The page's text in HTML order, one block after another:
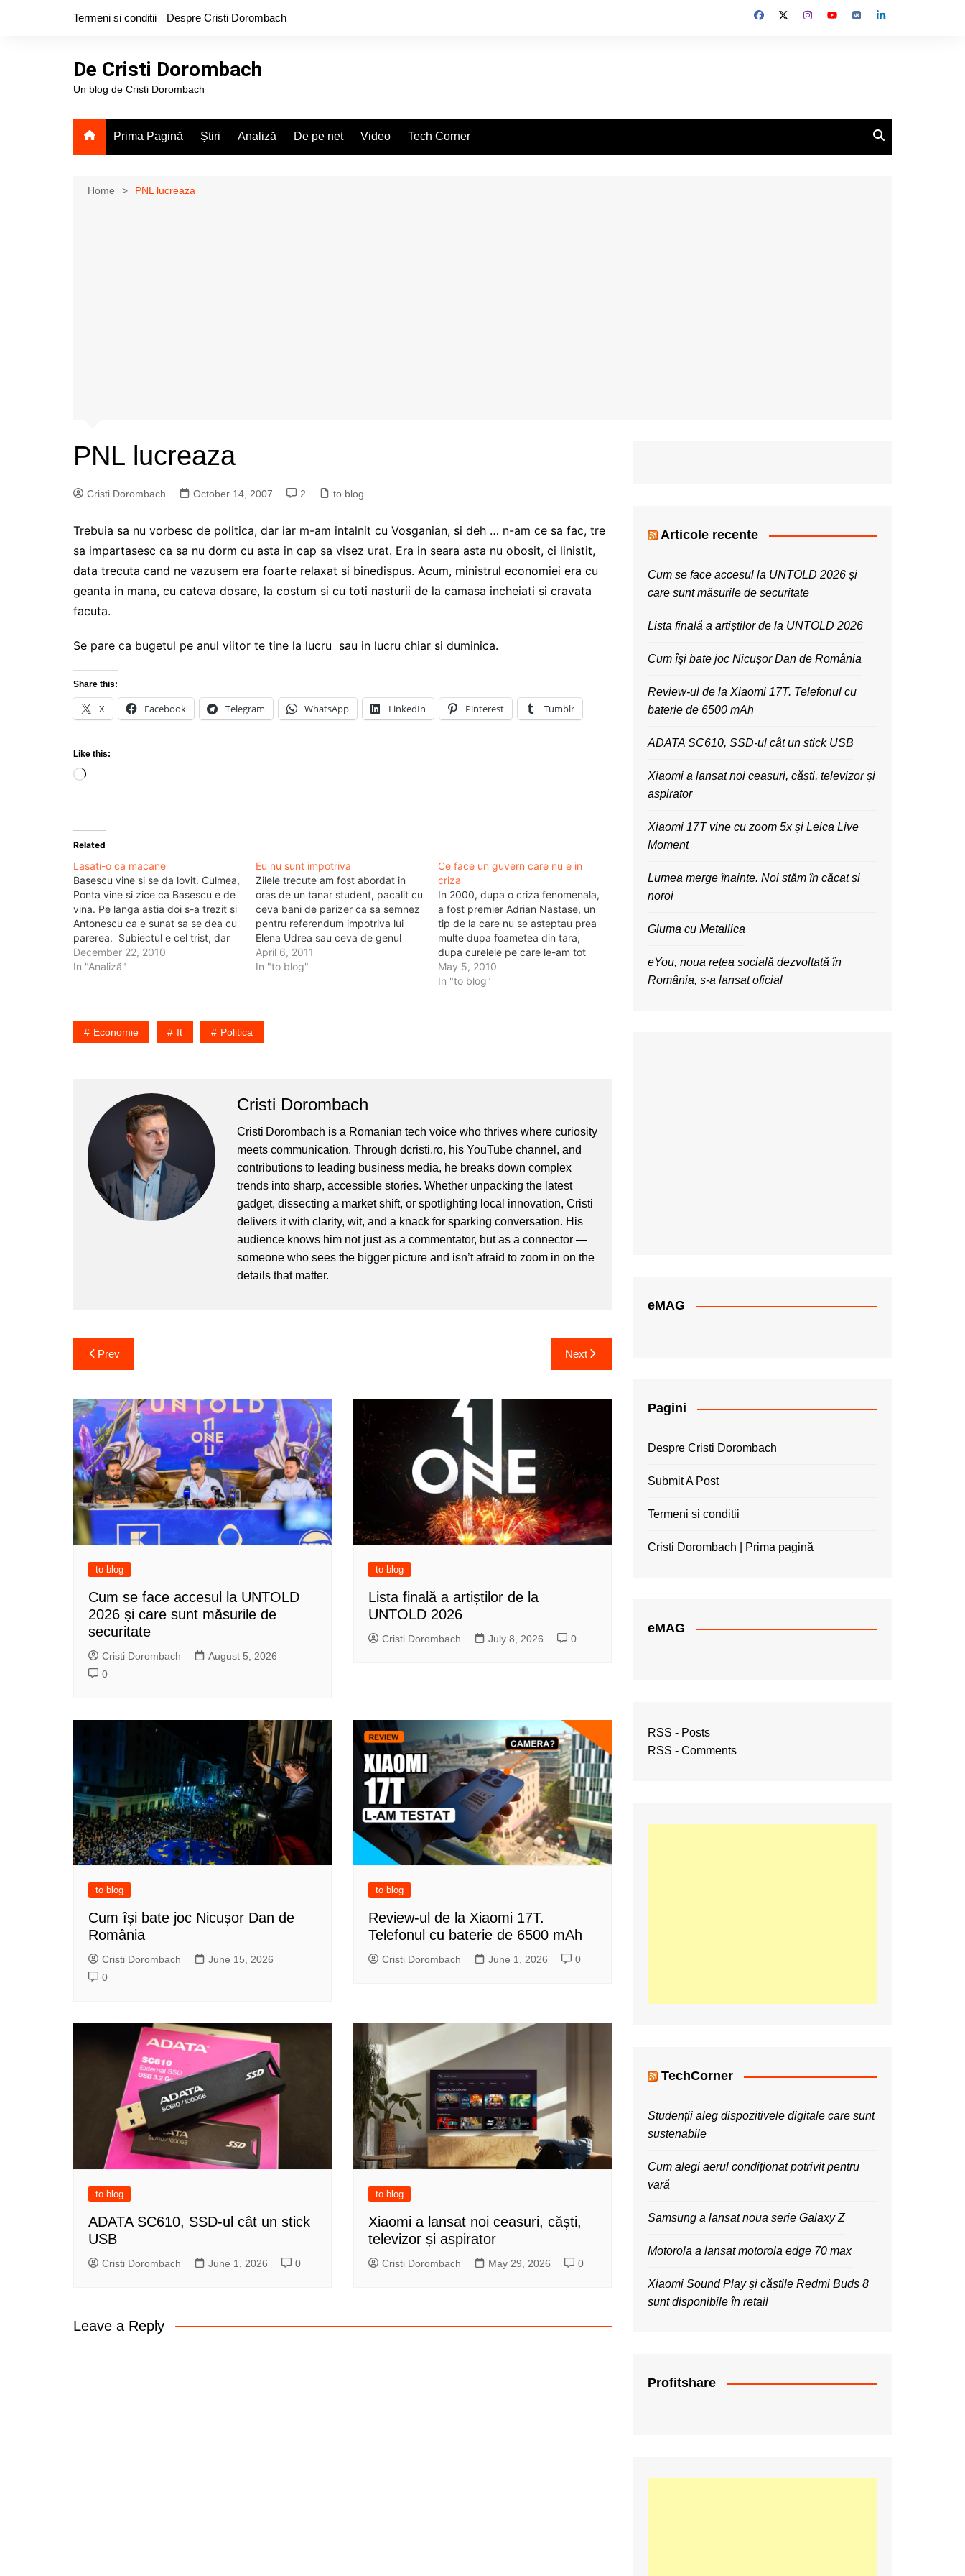
Termeni si conditii Despre Cristi Dorombach
De Cristi Dorombach
Un blog de Cristi Dorombach
Prima Pagină Știri Analiză De pe net Video Tech Corner
Home PNL lucreaza
PNL lucreaza
Cristi Dorombach October 14, 2007 2 to blog
Trebuia sa nu vorbesc de politica, dar iar m-am intalnit cu Vosganian, si deh … n-am ce sa fac, tre
sa impartasesc ca sa nu dorm cu asta in cap sa visez urat. Era in seara asta nu obosit, ci linistit,
data trecuta cand ne vazusem era foarte relaxat si binedispus. Acum, ministrul economiei era cu
geanta in mana, cu cateva dosare, la costum si cu toti nasturii de la camasa incheiati si cravata
facuta.
Se pare ca bugetul pe anul viitor te tine la lucru sau in lucru chiar si duminica.
Share this:
X Facebook Telegram WhatsApp LinkedIn Pinterest Tumblr
Like this:
Loading…
Related
Lasati-o ca macane
Basescu vine si se da lovit. Culmea,
Ponta vine si zice ca Basescu e de
vina. Pe langa astia doi s-a trezit si
Antonescu ca e sunat sa se dea cu
parerea. Subiectul e cel trist, dar
just si drept: Franta si Germania
recomanda ca Romania sa nu intre
December 22, 2010
In "Analiză"
Eu nu sunt impotriva
Zilele trecute am fost abordat in
oras de un tanar student, pacalit cu
ceva bani de parizer ca sa semnez
pentru referendum impotriva lui
Elena Udrea sau ceva de genul
asta. Oricum campania zice sec:
Apara Bucurestiul de Elena Udrea.
April 6, 2011
In "to blog"
Ce face un guvern care nu e in
criza
In 2000, dupa o criza fenomenala,
a fost premier Adrian Nastase, un
tip de la care nu se asteptau prea
multe dupa foametea din tara,
dupa curelele pe care le-am tot
strans, dupa disponibilizari si
concedieri. Nastase a facut un
May 5, 2010
In "to blog"
Economie It Politica
Cristi Dorombach
Cristi Dorombach is a Romanian tech voice who thrives where curiosity
meets communication. Through dcristi.ro, his YouTube channel, and
contributions to leading business media, he breaks down complex
trends into sharp, accessible stories. Whether unpacking the latest
gadget, dissecting a market shift, or spotlighting local innovation, Cristi
delivers it with clarity, wit, and a knack for sparking conversation. His
audience knows him not just as a commentator, but as a connector —
someone who sees the bigger picture and isn’t afraid to zoom in on the
details that matter.
Post
navigation
Prev Next
to blog
Cum se face accesul la UNTOLD
2026 și care sunt măsurile de
securitate
Cristi Dorombach
August 5, 2026
0
to blog
Lista finală a artiștilor de la
UNTOLD 2026
Cristi Dorombach July 8, 2026 0
to blog
Cum își bate joc Nicușor Dan de
România
Cristi Dorombach
June 15, 2026
0
to blog
Review-ul de la Xiaomi 17T.
Telefonul cu baterie de 6500 mAh
Cristi Dorombach June 1, 2026 0
to blog
ADATA SC610, SSD-ul cât un stick
USB
Cristi Dorombach June 1, 2026 0
to blog
Xiaomi a lansat noi ceasuri, căști,
televizor și aspirator
Cristi Dorombach May 29, 2026 0
Leave a Reply
Articole recente
Cum se face accesul la UNTOLD 2026 și
care sunt măsurile de securitate
Lista finală a artiștilor de la UNTOLD 2026
Cum își bate joc Nicușor Dan de România
Review-ul de la Xiaomi 17T. Telefonul cu
baterie de 6500 mAh
ADATA SC610, SSD-ul cât un stick USB
Xiaomi a lansat noi ceasuri, căști, televizor și
aspirator
Xiaomi 17T vine cu zoom 5x și Leica Live
Moment
Lumea merge înainte. Noi stăm în căcat și
noroi
Gluma cu Metallica
eYou, noua rețea socială dezvoltată în
România, s-a lansat oficial
eMAG
Pagini
Despre Cristi Dorombach
Submit A Post
Termeni si conditii
Cristi Dorombach | Prima pagină
eMAG
RSS - Posts
RSS - Comments
TechCorner
Studenții aleg dispozitivele digitale care sunt
sustenabile
Cum alegi aerul condiționat potrivit pentru
vară
Samsung a lansat noua serie Galaxy Z
Motorola a lansat motorola edge 70 max
Xiaomi Sound Play și căștile Redmi Buds 8
sunt disponibile în retail
Profitshare